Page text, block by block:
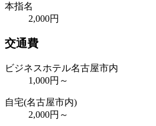
本指名
2,000円
交通費
ビジネスホテル名古屋市内
1,000円～
自宅(名古屋市内)
2,000円～